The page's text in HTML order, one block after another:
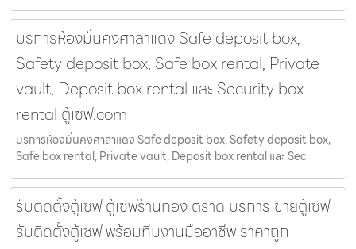
บริการห้องมั่นคงศาลาแดง Safe deposit box,
Safety deposit box, Safe box rental, Private
vault, Deposit box rental และ Security box
rental ตู้เซฟ.com
บริการห้องมั่นคงศาลาแดง Safe deposit box, Safety deposit box,
Safe box rental, Private vault, Deposit box rental และ Sec
รับติดตั้งตู้เซฟ ตู้เซฟร้านทอง ตราด บริการ ขายตู้เซฟ
รับติดตั้งตู้เซฟ พร้อมทีมงานมืออาชีพ ราคาถูก